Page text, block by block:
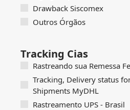
Drawback Siscomex
Outros Órgãos
Tracking Cias
Rastreando sua Remessa
Tracking, Delivery status
Shipments MyDHL
Rastreamento UPS - Brasil